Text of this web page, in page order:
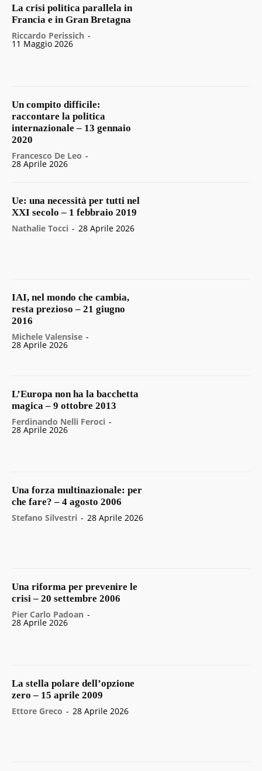
La crisi politica parallela in
Francia e in Gran Bretagna
Riccardo Perissich -
11 Maggio 2026
Un compito difficile:
raccontare la politica
internazionale – 13 gennaio
2020
Francesco De Leo -
28 Aprile 2026
Ue: una necessità per tutti nel
XXI secolo – 1 febbraio 2019
Nathalie Tocci - 28 Aprile 2026
IAI, nel mondo che cambia,
resta prezioso – 21 giugno
2016
Michele Valensise -
28 Aprile 2026
L’Europa non ha la bacchetta
magica – 9 ottobre 2013
Ferdinando Nelli Feroci -
28 Aprile 2026
Una forza multinazionale: per
che fare? – 4 agosto 2006
Stefano Silvestri - 28 Aprile 2026
Una riforma per prevenire le
crisi – 20 settembre 2006
Pier Carlo Padoan -
28 Aprile 2026
La stella polare dell’opzione
zero – 15 aprile 2009
Ettore Greco - 28 Aprile 2026